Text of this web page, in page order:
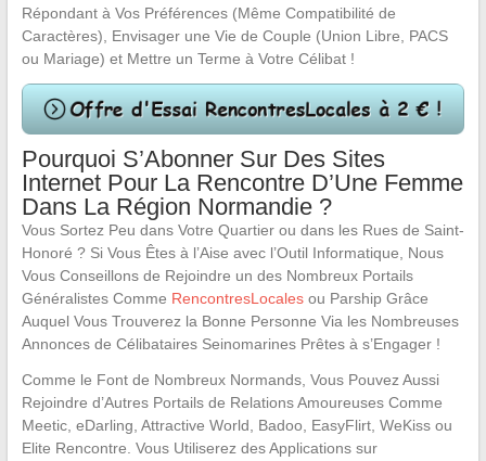
Répondant à Vos Préférences (Même Compatibilité de
Caractères), Envisager une Vie de Couple (Union Libre, PACS
ou Mariage) et Mettre un Terme à Votre Célibat !
Pourquoi S’Abonner Sur Des Sites
Internet Pour La Rencontre D’Une Femme
Dans La Région Normandie ?
Vous Sortez Peu dans Votre Quartier ou dans les Rues de Saint-
Honoré ? Si Vous Êtes à l’Aise avec l’Outil Informatique, Nous
Vous Conseillons de Rejoindre un des Nombreux Portails
Généralistes Comme RencontresLocalesou Parship Grâce
Auquel Vous Trouverez la Bonne Personne Via les Nombreuses
Annonces de Célibataires Seinomarines Prêtes à s’Engager !
Comme le Font de Nombreux Normands, Vous Pouvez Aussi
Rejoindre d’Autres Portails de Relations Amoureuses Comme
Meetic, eDarling, Attractive World, Badoo, EasyFlirt, WeKiss ou
Elite Rencontre. Vous Utiliserez des Applications sur